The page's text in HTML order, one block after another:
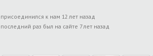
присоединился к нам 12 лет назад
последний раз был на сайте 7 лет назад